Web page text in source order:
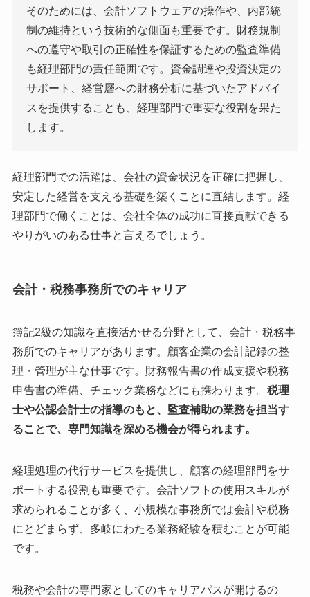
そのためには、会計ソフトウェアの操作や、内部統
制の維持という技術的な側面も重要です。財務規制
への遵守や取引の正確性を保証するための監査準備
も経理部門の責任範囲です。資金調達や投資決定の
サポート、経営層への財務分析に基づいたアドバイ
スを提供することも、経理部門で重要な役割を果た
します。
経理部門での活躍は、会社の資金状況を正確に把握し、
安定した経営を支える基礎を築くことに直結します。経
理部門で働くことは、会社全体の成功に直接貢献できる
やりがいのある仕事と言えるでしょう。
会計・税務事務所でのキャリア
簿記2級の知識を直接活かせる分野として、会計・税務事
務所でのキャリアがあります。顧客企業の会計記録の整
理・管理が主な仕事です。財務報告書の作成支援や税務
申告書の準備、チェック業務などにも携わります。 税理
士や公認会計士の指導のもと、監査補助の業務を担当す
ることで、専門知識を深める機会が得られます。
経理処理の代行サービスを提供し、顧客の経理部門をサ
ポートする役割も重要です。会計ソフトの使用スキルが
求められることが多く、小規模な事務所では会計や税務
にとどまらず、多岐にわたる業務経験を積むことが可能
です。
税務や会計の専門家としてのキャリアパスが開けるの